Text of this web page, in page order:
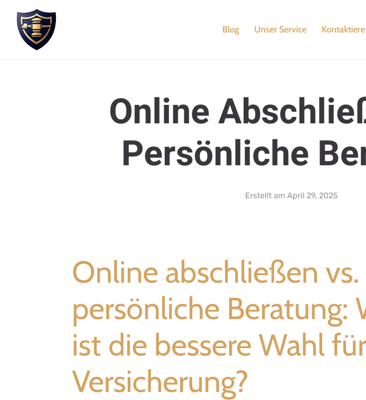
Blog Unser Service
Online
Persönliche
Erstellt am April 29, 2025
Online abschließen vs.
persönliche Beratung:
ist die bessere Wahl
Versicherung?